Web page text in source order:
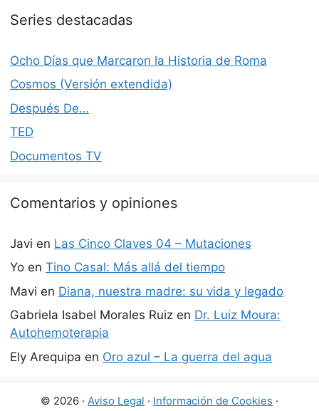
Series destacadas
Ocho Días que Marcaron la Historia de Roma
Cosmos (Versión extendida)
Después De…
TED
Documentos TV
Comentarios y opiniones
Javi en Las Cinco Claves 04 – Mutaciones
Yo en Tino Casal: Más allá del tiempo
Mavi en Diana, nuestra madre: su vida y legado
Gabriela Isabel Morales Ruiz en Dr. Luiz Moura:
Autohemoterapia
Ely Arequipa en Oro azul – La guerra del agua
© 2026 · Aviso Legal · Información de Cookies ·